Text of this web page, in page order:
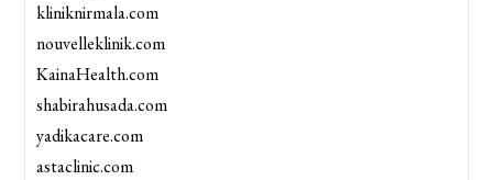
kliniknirmala.com
nouvelleklinik.com
KainaHealth.com
shabirahusada.com
yadikacare.com
astaclinic.com